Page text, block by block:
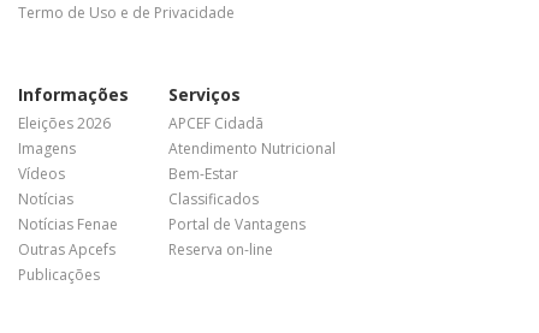
Termo de Uso e de Privacidade
Informações
Eleições 2026
Imagens
Vídeos
Notícias
Notícias Fenae
Outras Apcefs
Publicações
Serviços
APCEF Cidadã
Atendimento Nutricional
Bem-Estar
Classificados
Portal de Vantagens
Reserva on-line